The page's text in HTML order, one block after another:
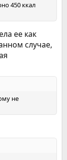
450 ккал
ее как
случае,
не